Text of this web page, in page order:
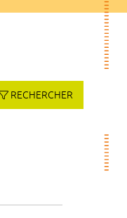
RECHERCHER